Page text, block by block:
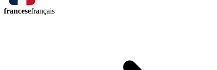
francesefrançais